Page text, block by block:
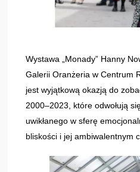
Wystawa „Monady” Hanny
Galerii Oranżeria w Centrum
jest wyjątkową okazją do
2000–2023, które odwołują
uwikłanego w sferę
bliskości i jej ambiwalentnym